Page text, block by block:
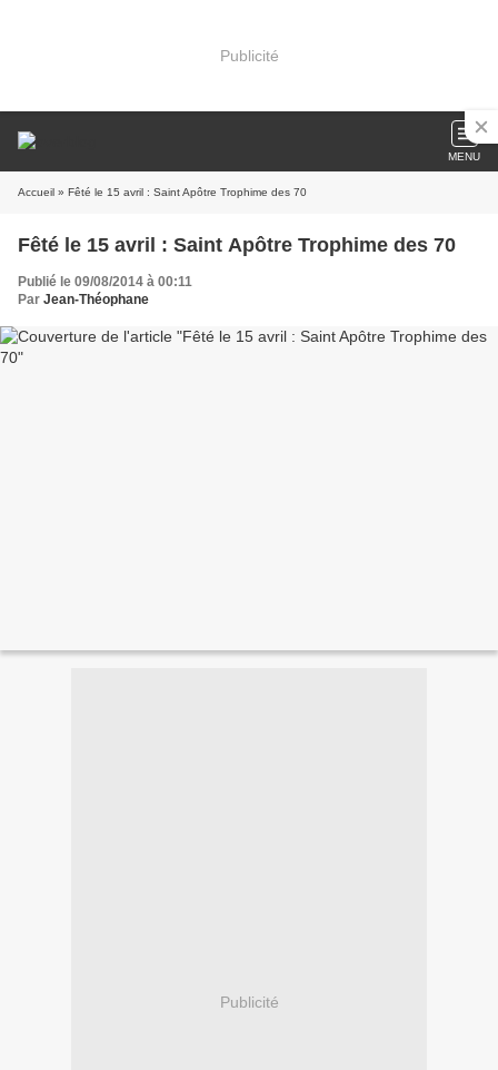
Publicité
MENU
Accueil » Fêté le 15 avril : Saint Apôtre Trophime des 70
Fêté le 15 avril : Saint Apôtre Trophime des 70
Publié le 09/08/2014 à 00:11
Par Jean-Théophane
Publicité